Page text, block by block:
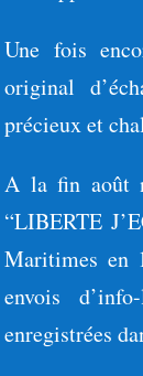
Une fois
original
précieux et
A la fin août
“LIBERTE
Maritimes en
envois
enregistrées